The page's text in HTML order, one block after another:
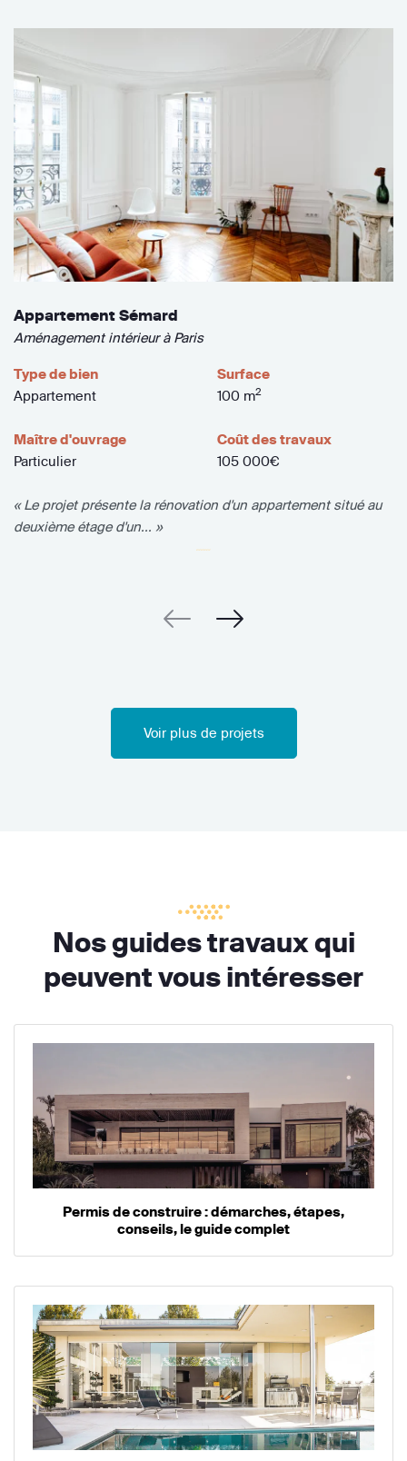
Appartement Sémard
Aménagement intérieur à Paris
Type de bien
Appartement
Surface
100 m2
Maître d'ouvrage
Particulier
Coût des travaux
105 000€
« Le projet présente la rénovation d'un appartement situé au
deuxième étage d'un... »
Voir plus de projets
Nos guides travaux qui
peuvent vous intéresser
Permis de construire : démarches, étapes,
conseils, le guide complet